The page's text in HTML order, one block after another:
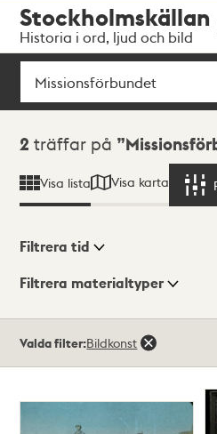
navigationen
huvudinnehållet
Stockholmskällan
Historia i ord, ljud och bild
Sök
Sökresultat
2 träffar på
Visa lista Visa karta
Visningsläge
Filtrera tid
Filtrera materialtyper
träffar
Valda filter:Bildkonst